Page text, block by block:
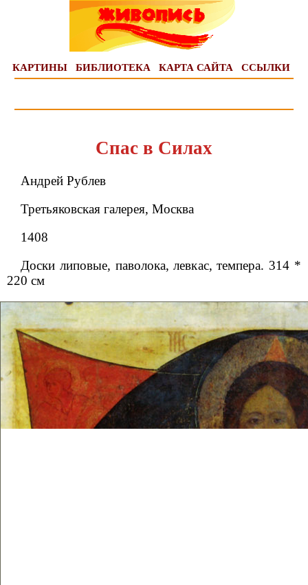
КАРТИНЫ БИБЛИОТЕКА КАРТА САЙТА ССЫЛКИ
Спас в Силах
Андрей Рублев
Третьяковская галерея, Москва
1408
Доски липовые, паволока, левкас, темпера. 314 *
220 см